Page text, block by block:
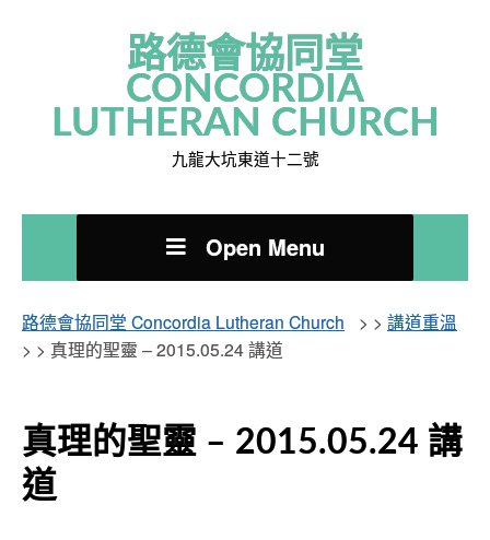
路德會協同堂
CONCORDIA
LUTHERAN CHURCH
九龍大坑東道十二號
Open Menu
路德會協同堂 Concordia Lutheran Church > > 講道重溫
> > 真理的聖靈 – 2015.05.24 講道
真理的聖靈 – 2015.05.24 講
道